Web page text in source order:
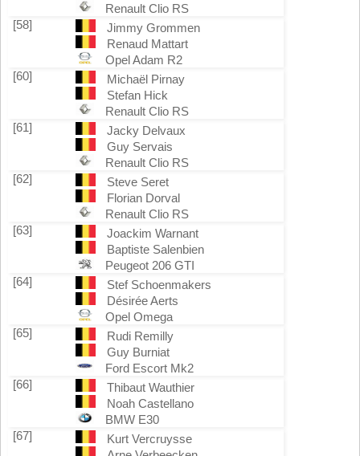
Renault Clio RS
[58]
Jimmy Grommen
Renaud Mattart
Opel Adam R2
[60]
Michaël Pirnay
Stefan Hick
Renault Clio RS
[61]
Jacky Delvaux
Guy Servais
Renault Clio RS
[62]
Steve Seret
Florian Dorval
Renault Clio RS
[63]
Joackim Warnant
Baptiste Salenbien
Peugeot 206 GTI
[64]
Stef Schoenmakers
Désirée Aerts
Opel Omega
[65]
Rudi Remilly
Guy Burniat
Ford Escort Mk2
[66]
Thibaut Wauthier
Noah Castellano
BMW E30
[67]
Kurt Vercruysse